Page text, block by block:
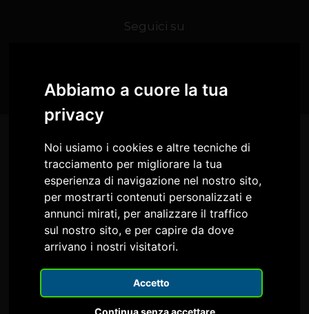
Abbiamo a cuore la tua
privacy
Noi usiamo i cookies e altre tecniche di
tracciamento per migliorare la tua
esperienza di navigazione nel nostro sito,
per mostrarti contenuti personalizzati e
annunci mirati, per analizzare il traffico
sul nostro sito, e per capire da dove
arrivano i nostri visitatori.
Accetto
Seguici su
Comune di Reana del Rojale